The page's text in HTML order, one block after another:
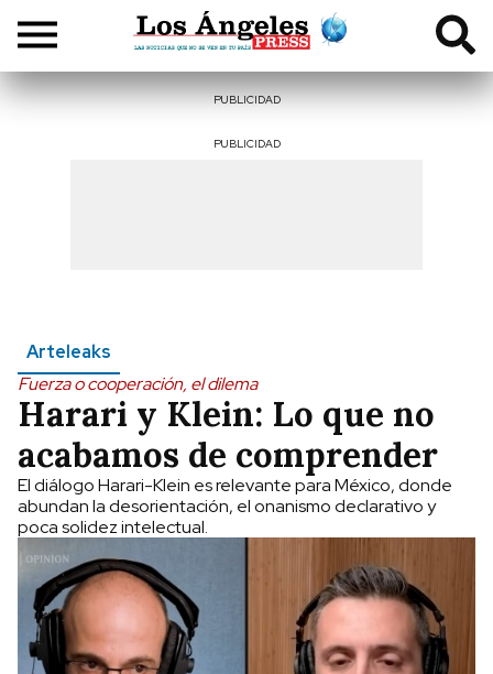
PUBLICIDAD
PUBLICIDAD
Arteleaks
Fuerza o cooperación, el dilema
Harari y Klein: Lo que no
acabamos de comprender
El diálogo Harari-Klein es relevante para México, donde
abundan la desorientación, el onanismo declarativo y
poca solidez intelectual.